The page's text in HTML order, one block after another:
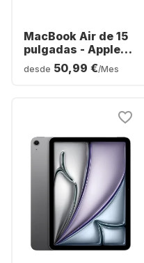
MacBook Air de 15
pulgadas - Apple
M5 - 16 GB - SSD de
512 GB - Apple 10
desde 50,99 €/Mes